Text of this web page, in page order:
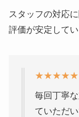
スタッフの対応
評価が安定して
★★★★★
毎回丁寧
ていただ